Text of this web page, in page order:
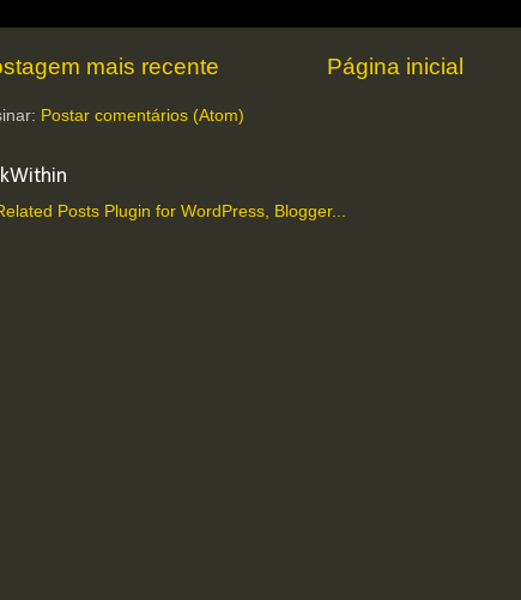
mais recente Página inicial
Postar comentários (Atom)